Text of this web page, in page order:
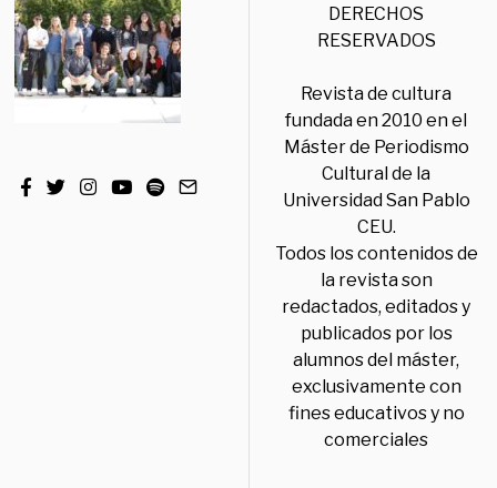
DERECHOS
RESERVADOS
Revista de cultura
fundada en 2010 en el
Máster de Periodismo
Cultural de la
Universidad San Pablo
CEU.
Todos los contenidos de
la revista son
redactados, editados y
publicados por los
alumnos del máster,
exclusivamente con
fines educativos y no
comerciales